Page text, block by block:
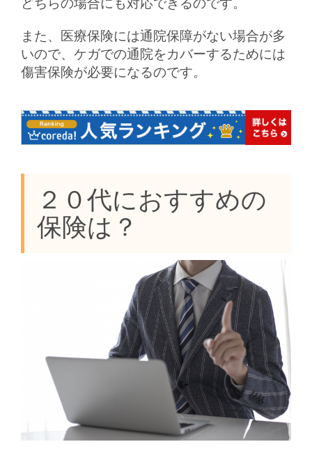
どちらの場合にも対応できるのです。
また、医療保険には通院保障がない場合が多
いので、ケガでの通院をカバーするためには
傷害保険が必要になるのです。
２０代におすすめの
保険は？